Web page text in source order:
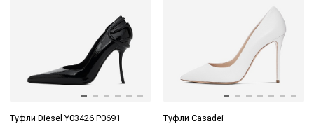
Туфли Diesel Y03426 P0691
Туфли Casadei